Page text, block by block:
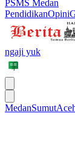
PSMS Medan
PendidikanOpini
ngaji yuk
MedanSumut